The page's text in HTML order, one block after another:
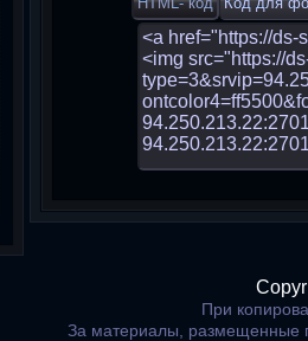
При
За материалы, размещенные